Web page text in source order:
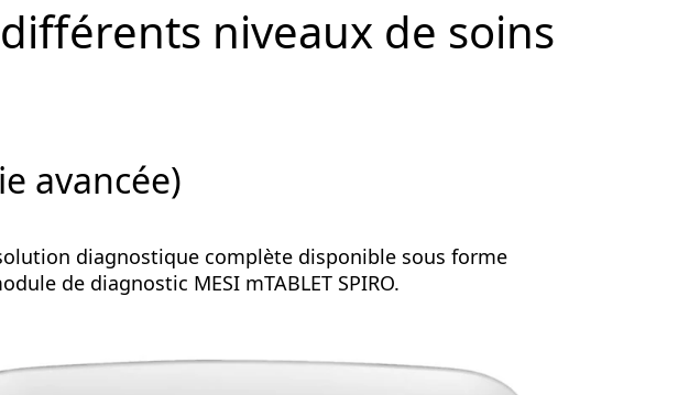
niveaux de soins
avancée)
diagnostique complète disponible sous forme
de diagnostic MESI mTABLET SPIRO.